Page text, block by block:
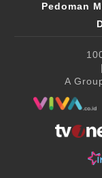
Pedoman
A